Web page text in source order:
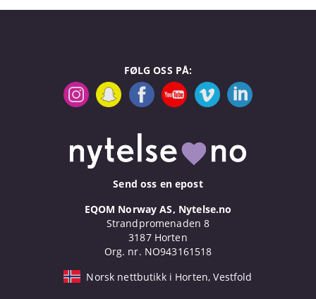
FØLG OSS PÅ:
Send oss en epost
EQOM Norway AS, Nytelse.no
Strandpromenaden 8
3187 Horten
Org. nr. NO943161518
Norsk nettbutikk i Horten, Vestfold